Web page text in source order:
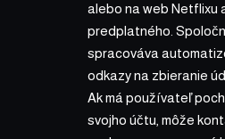
alebo na web Netflixu
predplatného.
spracováva
odkazy na zbieranie
Ak má používateľ
svojho účtu, môže